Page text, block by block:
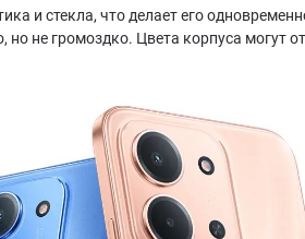
и стекла, что делает его
не громоздко. Цвета корпуса могут